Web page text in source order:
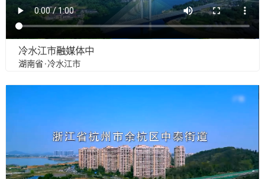
冷水江市融媒体中
湖南省·冷水江市